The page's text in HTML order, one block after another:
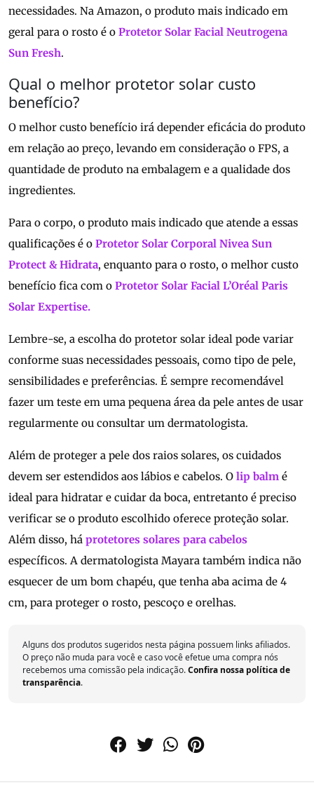
necessidades. Na Amazon, o produto mais indicado em
geral para o rosto é o Protetor Solar Facial Neutrogena
Sun Fresh.
Qual o melhor protetor solar custo
benefício?
O melhor custo benefício irá depender eficácia do produto
em relação ao preço, levando em consideração o FPS, a
quantidade de produto na embalagem e a qualidade dos
ingredientes.
Para o corpo, o produto mais indicado que atende a essas
qualificações é o Protetor Solar Corporal Nivea Sun
Protect & Hidrata, enquanto para o rosto, o melhor custo
benefício fica com o Protetor Solar Facial L’Oréal Paris
Solar Expertise.
Lembre-se, a escolha do protetor solar ideal pode variar
conforme suas necessidades pessoais, como tipo de pele,
sensibilidades e preferências. É sempre recomendável
fazer um teste em uma pequena área da pele antes de usar
regularmente ou consultar um dermatologista.
Além de proteger a pele dos raios solares, os cuidados
devem ser estendidos aos lábios e cabelos. O lip balm é
ideal para hidratar e cuidar da boca, entretanto é preciso
verificar se o produto escolhido oferece proteção solar.
Além disso, há protetores solares para cabelos
específicos. A dermatologista Mayara também indica não
esquecer de um bom chapéu, que tenha aba acima de 4
cm, para proteger o rosto, pescoço e orelhas.
Alguns dos produtos sugeridos nesta página possuem links afiliados.
O preço não muda para você e caso você efetue uma compra nós
recebemos uma comissão pela indicação.Confira nossa política de
transparência.